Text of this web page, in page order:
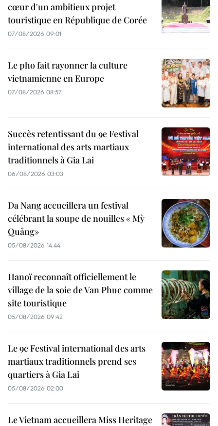
cœur d'un ambitieux projet
touristique en République de Corée
07/08/2026 09:01
Le pho fait rayonner la culture
vietnamienne en Europe
07/08/2026 08:57
Succès retentissant du 9e Festival
international des arts martiaux
traditionnels à Gia Lai
06/08/2026 03:03
Da Nang accueillera un festival
célébrant la soupe de nouilles « Mỳ
Quảng»
05/08/2026 14:44
Hanoï reconnaît officiellement le
village de la soie de Van Phuc comme
site touristique
05/08/2026 09:42
Le 9e Festival international des arts
martiaux traditionnels prend ses
quartiers à Gia Lai
05/08/2026 02:00
Le Vietnam accueillera Miss Heritage